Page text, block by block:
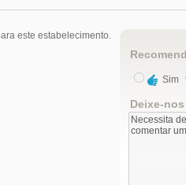
este estabelecimento.
Sim
Deixe-